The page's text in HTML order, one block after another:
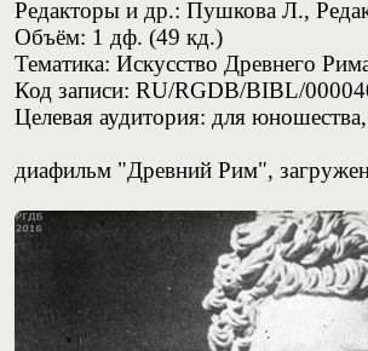
Редакторы и др.: Пушкова Л.,
Объём: 1 дф. (49 кд.)
Тематика: Искусство Древнего
Код записи: RU/RGDB/BIBL/
Целевая аудитория: для
диафильм "Древний Рим",